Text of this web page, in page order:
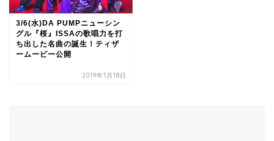
3/6(水)DA PUMPニューシン
グル『桜』ISSAの歌唱力を打
ち出した名曲の誕生！ティザ
ームービー公開
2019年1月18日